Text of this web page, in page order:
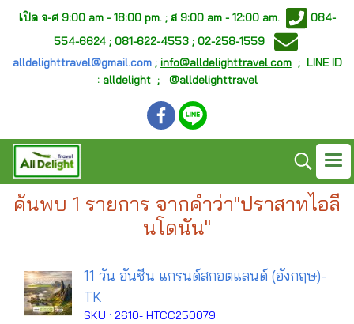
เปิด จ-ศ 9:00 am - 18:00 pm. ; ส 9:00 am - 12:00 am.
084-
554-6624 ; 081-622-4553 ; 02-258-1559
alldelighttravel@gmail.com; info@alldelighttravel.com; LINE ID
: alldelight ; @alldelighttravel
ค้นพบ 1 รายการ จากคำว่า"ปราสาทไอลี
นโดนัน"
11 วัน อันซีน แกรนด์สกอตแลนด์ (อังกฤษ)-
TK
SKU : 2610- HTCC250079